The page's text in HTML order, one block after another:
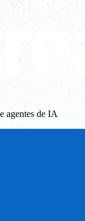
agentes de IA